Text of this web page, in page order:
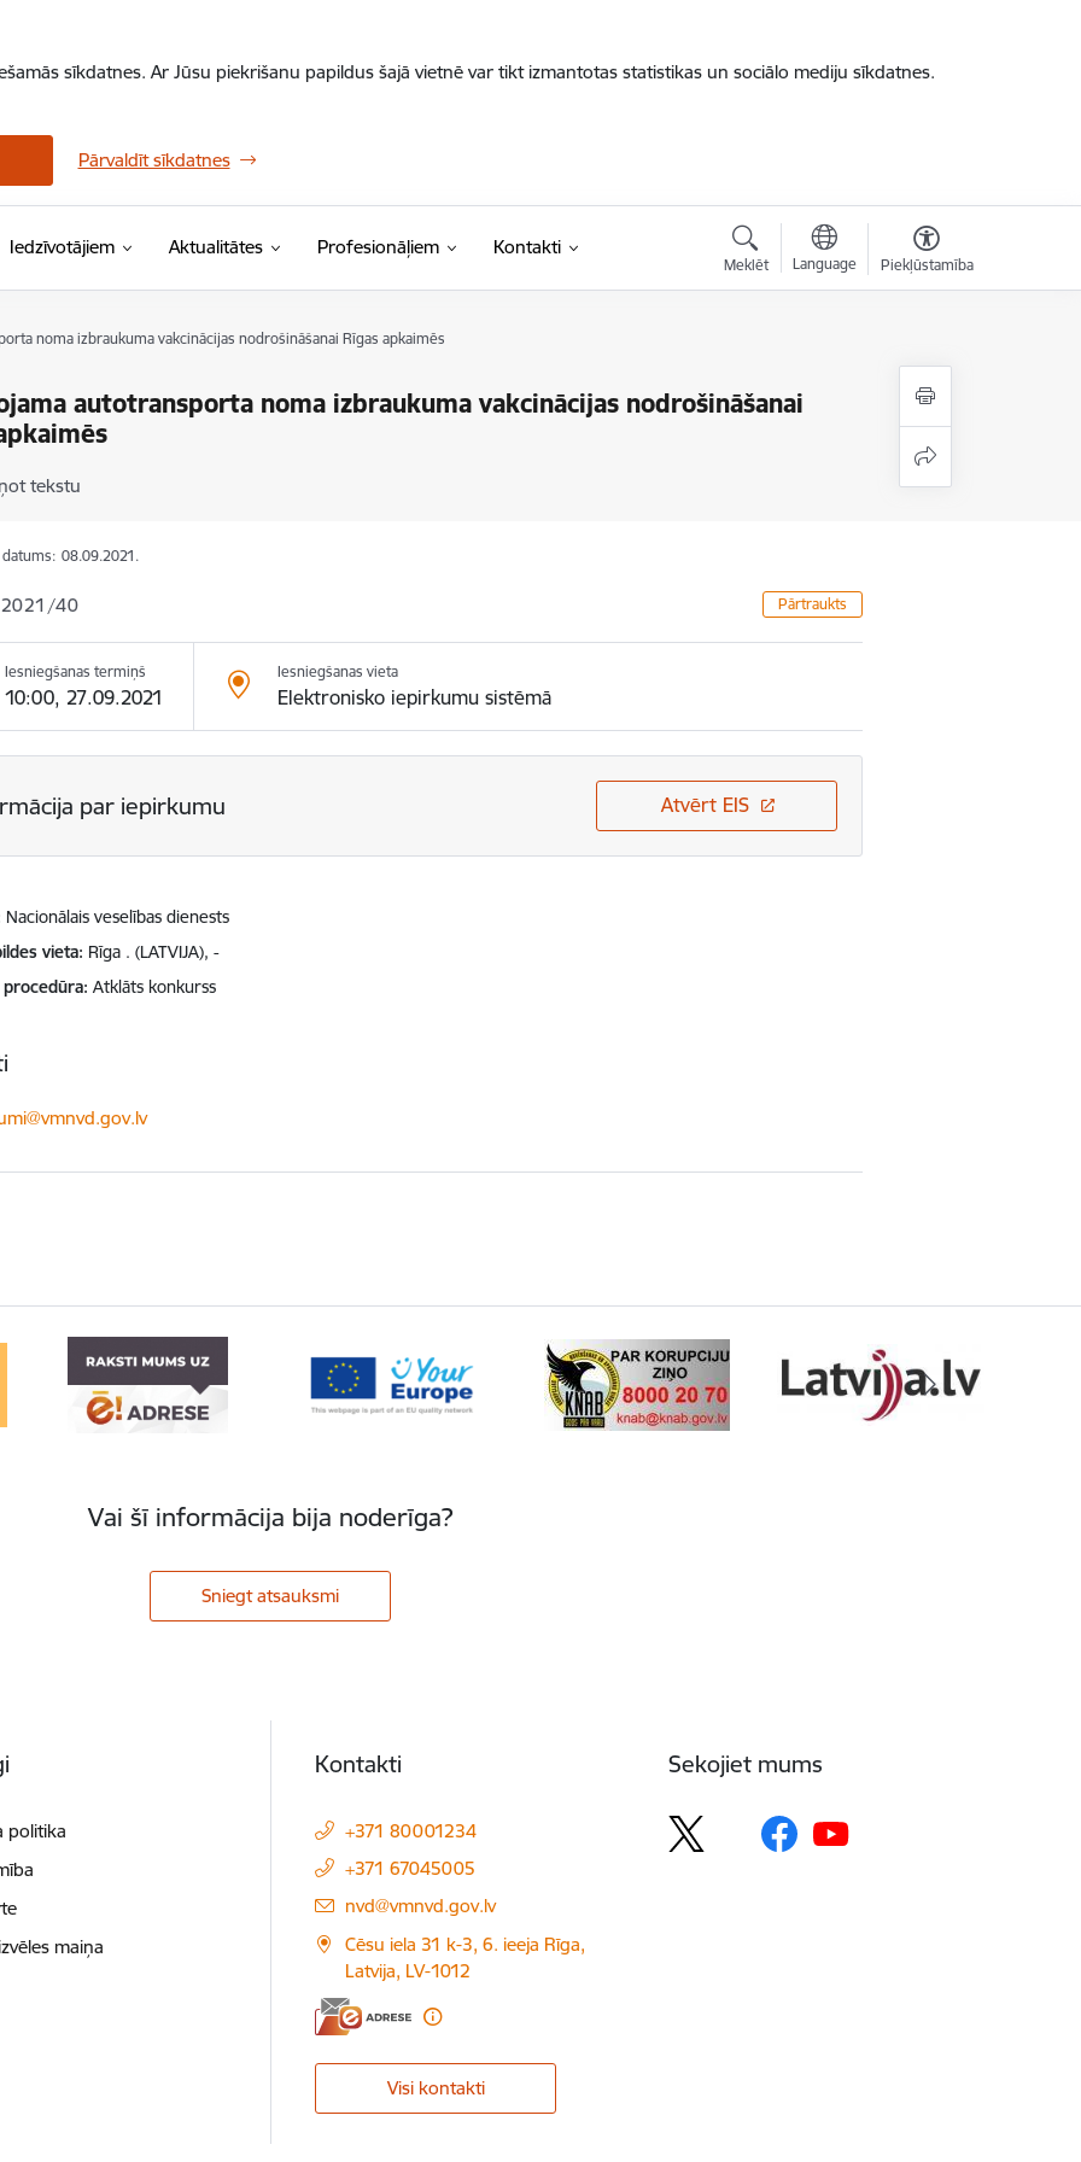
sīkdatnes. Ar Jūsu piekrišanu papildus šajā vietnē var tikt izmantotas statistikas un sociālo mediju sīkdatnes.
Pārvaldīt sīkdatnes
Iedzīvotājiem Aktualitātes Profesionāļiem Kontakti
Meklēt Language Piekļūstamība
noma izbraukuma vakcinācijas nodrošināšanai Rīgas apkaimēs
autotransporta noma izbraukuma vakcinācijas nodrošināšanai
tekstu
08.09.2021.
2021/40 Pārtraukts
Iesniegšanas termiņš
10:00, 27.09.2021
Iesniegšanas vieta
Elektronisko iepirkumu sistēmā
par iepirkumu Atvērt EIS
Nacionālais veselības dienests
vieta Rīga . (LATVIJA), -
Atklāts konkurss
Vai šī informācija bija noderīga?
Sniegt atsauksmi
politika
maiņa
Kontakti
+371 80001234
+371 67045005
E-pasts:
nvd@vmnvd.gov.lv
Cēsu iela 31 k-3, 6. ieeja Rīga,
Latvija, LV-1012
Visi kontakti
Sekojiet mums